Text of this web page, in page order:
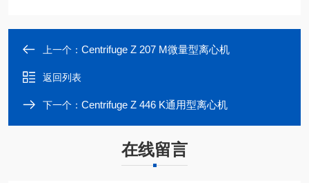
上一个： Centrifuge Z 207 M微量型离心机
返回列表
下一个： Centrifuge Z 446 K通用型离心机
在线留言